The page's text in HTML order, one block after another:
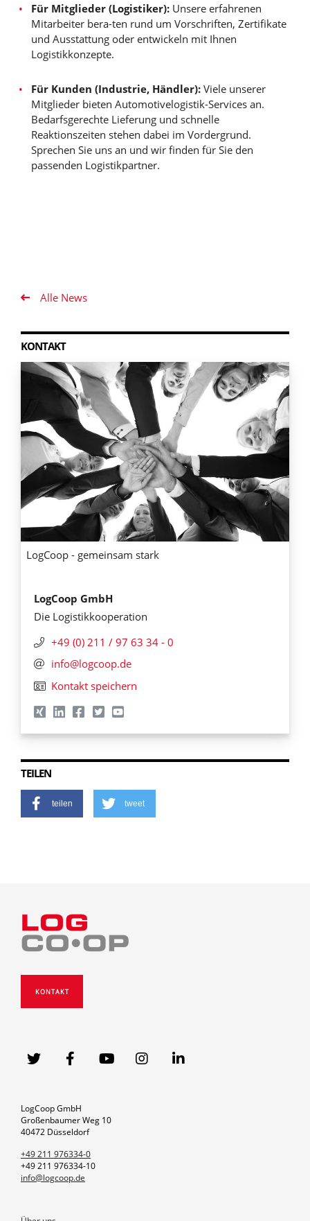
Für Mitglieder (Logistiker): Unsere erfahrenen
Mitarbeiter bera-ten rund um Vorschriften, Zertifikate
und Ausstattung oder entwickeln mit Ihnen
Logistikkonzepte.
Für Kunden (Industrie, Händler): Viele unserer
Mitglieder bieten Automotivelogistik-Services an.
Bedarfsgerechte Lieferung und schnelle
Reaktionszeiten stehen dabei im Vordergrund.
Sprechen Sie uns an und wir finden für Sie den
passenden Logistikpartner.
Alle News
KONTAKT
LogCoop - gemeinsam stark
LogCoop GmbH
Die Logistikkooperation
+49 (0) 211 / 97 63 34 - 0
info@logcoop.de
Kontakt speichern
TEILEN
teilen tweet
KONTAKT
LogCoop GmbH
Großenbaumer Weg 10
40472 Düsseldorf
+49 211 976334-0
+49 211 976334-10
info@logcoop.de